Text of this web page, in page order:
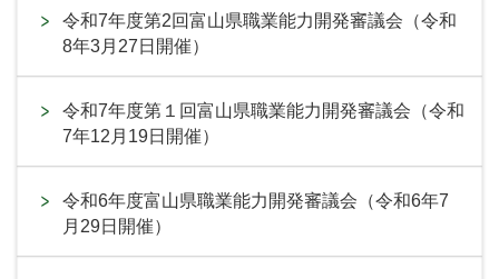
令和7年度第2回富山県職業能力開発審議会（令和
8年3月27日開催）
令和7年度第１回富山県職業能力開発審議会（令和
7年12月19日開催）
令和6年度富山県職業能力開発審議会（令和6年7
月29日開催）